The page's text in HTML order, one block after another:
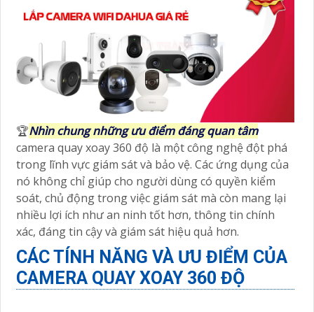
🏆Nhìn chung những ưu điểm đáng quan tâm
camera quay xoay 360 độ là một công nghệ đột phá
trong lĩnh vực giám sát và bảo vệ. Các ứng dụng của
nó không chỉ giúp cho người dùng có quyền kiểm
soát, chủ động trong việc giám sát mà còn mang lại
nhiều lợi ích như an ninh tốt hơn, thông tin chính
xác, đáng tin cậy và giám sát hiệu quả hơn.
CÁC TÍNH NĂNG VÀ ƯU ĐIỂM CỦA
CAMERA QUAY XOAY 360 ĐỘ